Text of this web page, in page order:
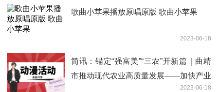
歌曲小苹果播放原唱原版 歌曲小苹果
2023-06-18
简讯：锚定“强富美”“三农”开新篇｜曲靖
市推动现代农业高质量发展——加快产业
2023-06-18